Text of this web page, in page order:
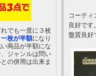
でも一度に３枚
一枚が半額になり
商品が半額にな
ジャンルは問い
の併用は出来ま
コーテ
良好です。
盤質良好